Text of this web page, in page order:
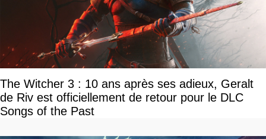
The Witcher 3 : 10 ans après ses adieux, Geralt
de Riv est officiellement de retour pour le DLC
Songs of the Past